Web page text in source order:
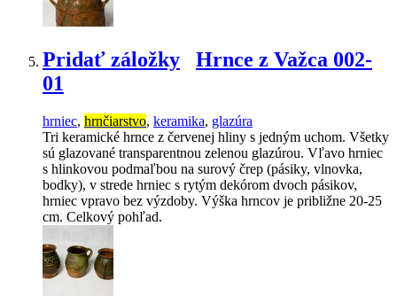
Pridať záložky
Hrnce z Važca 002-
01
hrniec, hrnčiarstvo, keramika, glazúra
Tri keramické hrnce z červenej hliny s jedným uchom. Všetky
sú glazované transparentnou zelenou glazúrou. Vľavo hrniec
s hlinkovou podmaľbou na surový črep (pásiky, vlnovka,
bodky), v strede hrniec s rytým dekórom dvoch pásikov,
hrniec vpravo bez výzdoby. Výška hrncov je približne 20-25
cm. Celkový pohľad.